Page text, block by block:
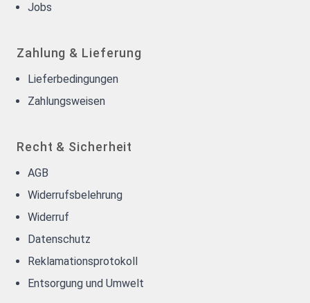
Jobs
Zahlung & Lieferung
Lieferbedingungen
Zahlungsweisen
Recht & Sicherheit
AGB
Widerrufsbelehrung
Widerruf
Datenschutz
Reklamationsprotokoll
Entsorgung und Umwelt